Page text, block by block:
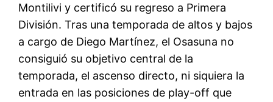
Montilivi y certificó su regreso a Primera
División. Tras una temporada de altos y bajos
a cargo de Diego Martínez, el Osasuna no
consiguió su objetivo central de la
temporada, el ascenso directo, ni siquiera la
entrada en las posiciones de play-off que